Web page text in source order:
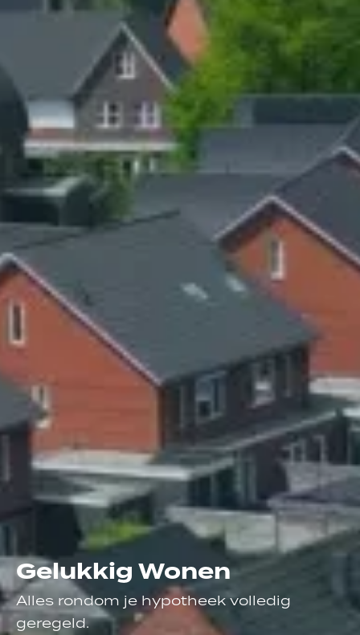
Gelukkig Wonen
Alles rondom je hypotheek volledig
geregeld.